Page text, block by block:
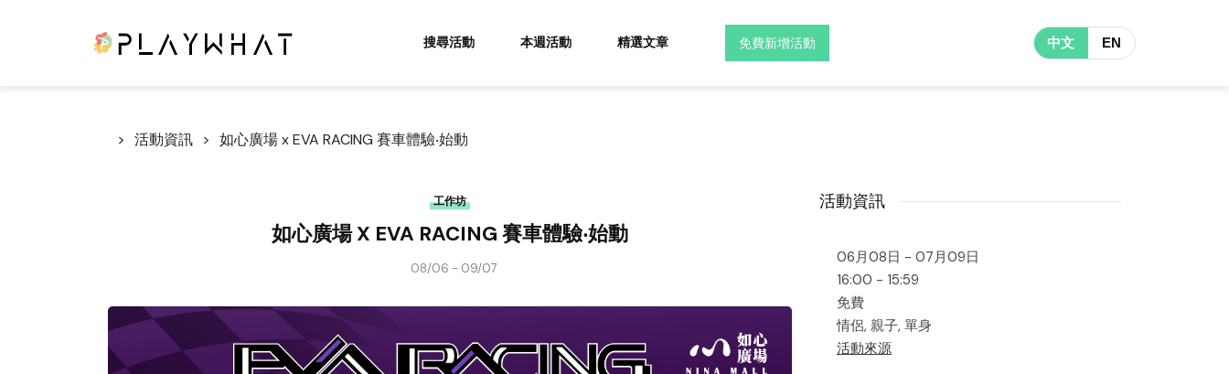
搜尋活動 本週活動 精選文章 免費新增活動 中文 EN
活動資訊 如心廣場 x EVA RACING 賽車體驗‧始動
工作坊
如心廣場 X EVA RACING 賽車體驗‧始動
08/06 - 09/07
活動資訊
06月08日 - 07月09日
16:00 - 15:59
免費
情侶, 親子, 單身
活動來源